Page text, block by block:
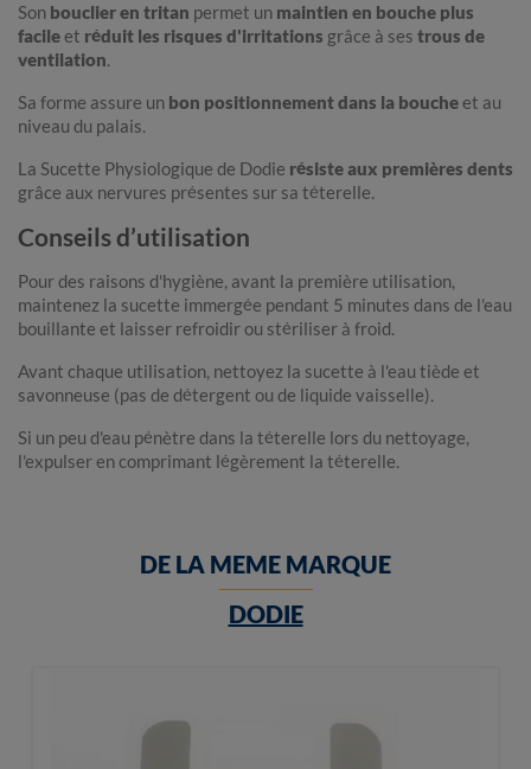
Son bouclier en tritan permet un maintien en bouche plus
facileet réduit les risques d'irritations grâce à ses trous de
ventilation.
Sa forme assure un bon positionnement dans la boucheet au
niveau du palais.
La Sucette Physiologique de Dodie résiste aux premières dents
grâce aux nervures présentes sur sa téterelle.
Conseils d’utilisation
Pour des raisons d'hygiène, avant la première utilisation,
maintenez la sucette immergée pendant 5 minutes dans de l'eau
bouillante et laisser refroidir ou stériliser à froid.
Avant chaque utilisation, nettoyez la sucette à l'eau tiède et
savonneuse (pas de détergent ou de liquide vaisselle).
Si un peu d'eau pénètre dans la téterelle lors du nettoyage,
l'expulser en comprimant légèrement la téterelle.
DE LA MEME MARQUE
DODIE